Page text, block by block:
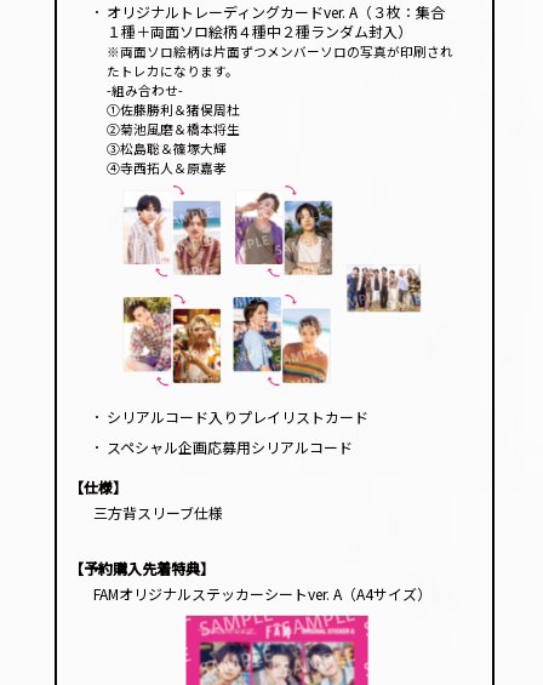
･ オリジナルトレーディングカードver. A（３枚：集合
１種＋両面ソロ絵柄４種中２種ランダム封入）
※両面ソロ絵柄は片面ずつメンバーソロの写真が印刷され
たトレカになります。
-組み合わせ-
①佐藤勝利＆猪俣周杜
②菊池風磨＆橋本将生
③松島聡＆篠塚大輝
④寺西拓人＆原嘉孝
･ シリアルコード入りプレイリストカード
･ スペシャル企画応募用シリアルコード
【仕様】
三方背スリーブ仕様
【予約購入先着特典】
FAMオリジナルステッカーシートver. A（A4サイズ）